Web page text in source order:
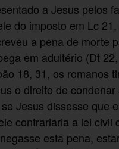
a Jesus pelos
do imposto em Lc
a pena de morte
em adultério (Dt
18, 31, os romanos
o direito de condenar
Jesus dissesse que
contrariaria a lei civil
esta pena,